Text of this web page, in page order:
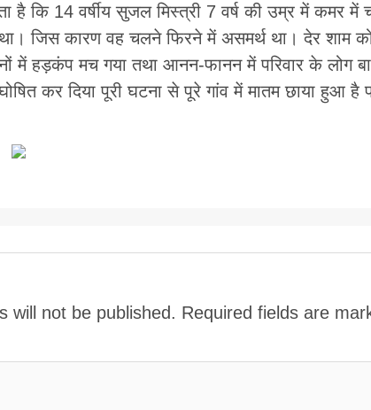
है कि 14 वर्षीय सुजल मिस्त्री 7 वर्ष की उम्र में कमर
जिस कारण वह चलने फिरने में असमर्थ था। देर शाम
में हड़कंप मच गया तथा आनन-फानन में परिवार के लोग
कर दिया पूरी घटना से पूरे गांव में मातम छाया हुआ है
will not be published. Required fields are